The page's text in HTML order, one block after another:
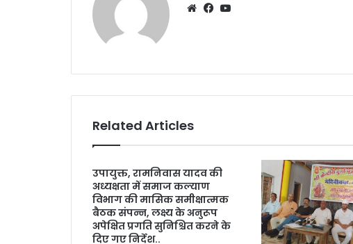
WebsiteFacebook
Related Articles
उपायुक्त, रामनिवास यादव की
अध्यक्षता में समाज कल्याण
विभाग की मासिक समीक्षात्मक
बैठक संपन्न, लक्ष्य के अनुरूप
अपेक्षित प्रगति सुनिश्चित करने के
दिए गए निर्देश..